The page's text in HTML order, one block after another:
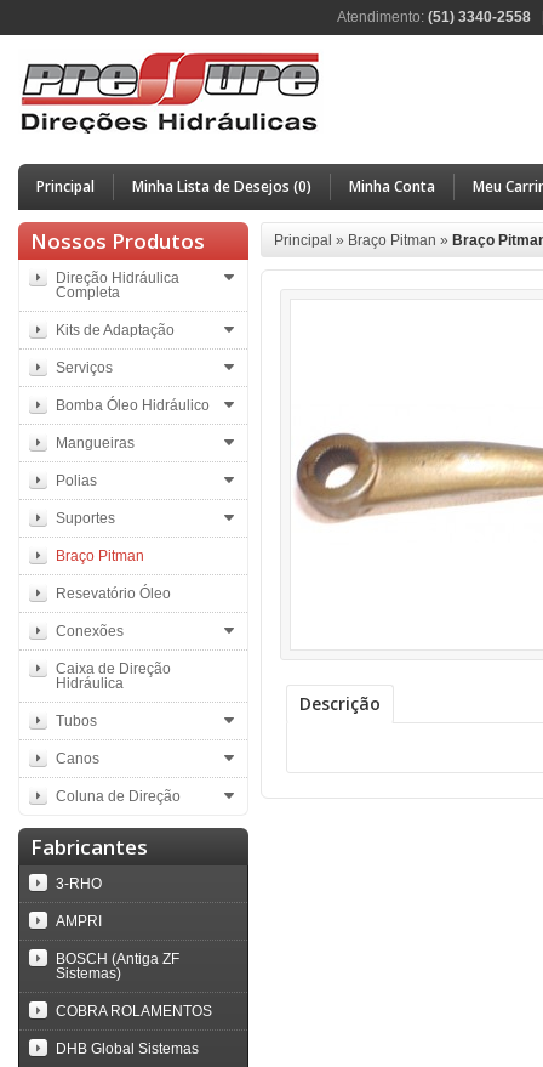
Atendimento: (51) 3340-
Principal Minha Lista de Desejos (0) Minha Conta Meu
Nossos Produtos
Direção Hidráulica
Completa
Kits de Adaptação
Serviços
Bomba Óleo Hidráulico
Mangueiras
Polias
Suportes
Braço Pitman
Resevatório Óleo
Conexões
Caixa de Direção
Hidráulica
Tubos
Canos
Coluna de Direção
Fabricantes
3-RHO
AMPRI
BOSCH (Antiga ZF
Sistemas)
COBRA ROLAMENTOS
DHB Global Sistemas
Principal » Braço Pitman » Braço
Descrição